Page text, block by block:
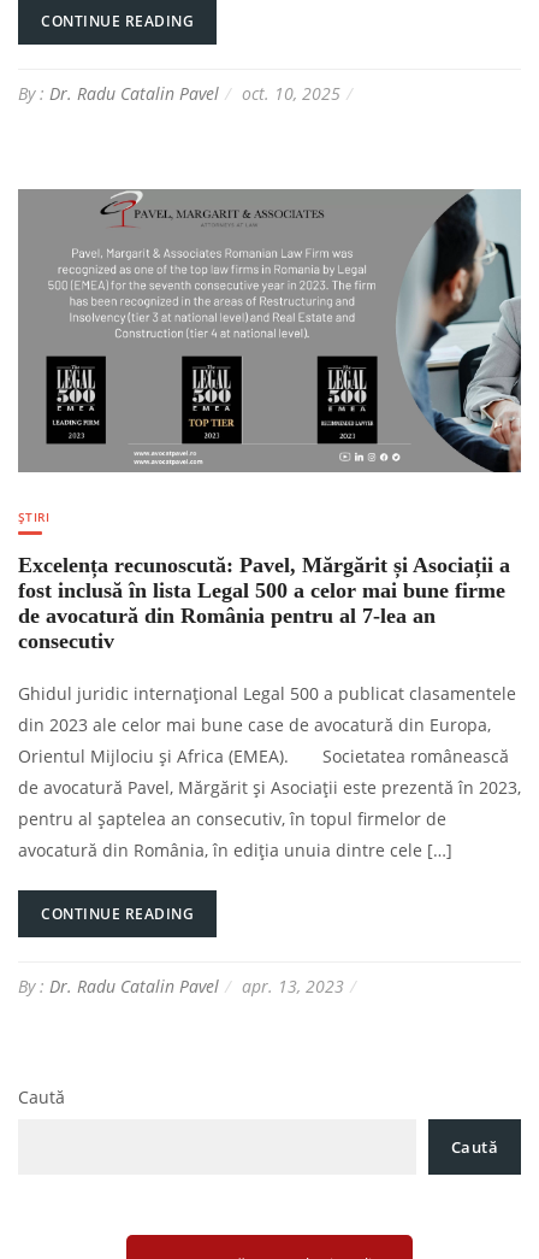
CONTINUE READING
By : Dr. Radu Catalin Pavel oct. 10, 2025
ȘTIRI
Excelența recunoscută: Pavel, Mărgărit și Asociații a
fost inclusă în lista Legal 500 a celor mai bune firme
de avocatură din România pentru al 7-lea an
consecutiv
Ghidul juridic internațional Legal 500 a publicat clasamentele
din 2023 ale celor mai bune case de avocatură din Europa,
Orientul Mijlociu și Africa (EMEA). Societatea românească
de avocatură Pavel, Mărgărit și Asociații este prezentă în 2023,
pentru al șaptelea an consecutiv, în topul firmelor de
avocatură din România, în ediția unuia dintre cele […]
CONTINUE READING
By : Dr. Radu Catalin Pavel apr. 13, 2023
Caută
Caută